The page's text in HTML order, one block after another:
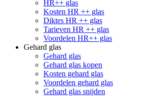
HR++ glas
Kosten HR ++ glas
Diktes HR ++ glas
Tarieven HR ++ glas
Voordelen HR++ glas
Gehard glas
Gehard glas
Gehard glas kopen
Kosten gehard glas
Voordelen gehard glas
Gehard glas snijden